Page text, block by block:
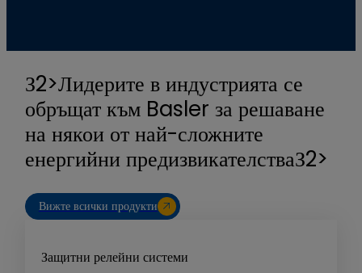
З2>Лидерите в индустрията се
обръщат към Basler за решаване
на някои от най-сложните
енергийни предизвикателстваЗ2>
Вижте всички продукти
Защитни релейни системи